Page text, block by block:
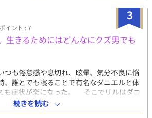
3
イント : 7
生きるためにはどんなにクズ男でも
つも倦怠感や息切れ、眩暈、気分不良に悩
、誰とでも寝ることで有名なダニエルと体
も症状が楽になった。 そこでリルはダニ
、ダニエルに家族になってほしいとお願い
した家の子で、本人も怠惰な生活をして
続きを読む